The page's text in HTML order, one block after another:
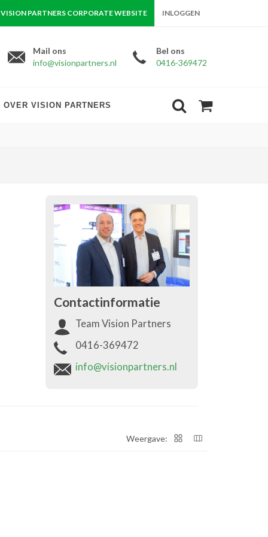
VISION PARTNERS CORPORATE WEBSITE INLOGGEN
Mail ons
info@visionpartners.nl
Bel ons
0416-369472
OVER VISION PARTNERS
Contactinformatie
Team Vision Partners
0416-369472
info@visionpartners.nl
Weergave: